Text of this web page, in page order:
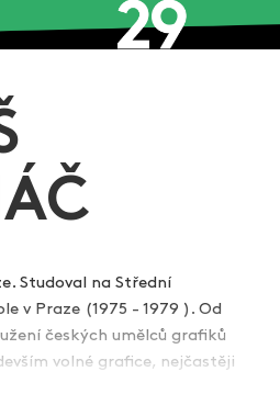
ZLÍN
Studoval na Střední
v Praze (1975 - 1979 ). Od
českých umělců grafiků
volné grafice, nejčastěji
více